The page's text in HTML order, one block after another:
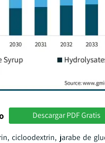
Descargar PDF Gratis
cicloodextrin, jarabe de